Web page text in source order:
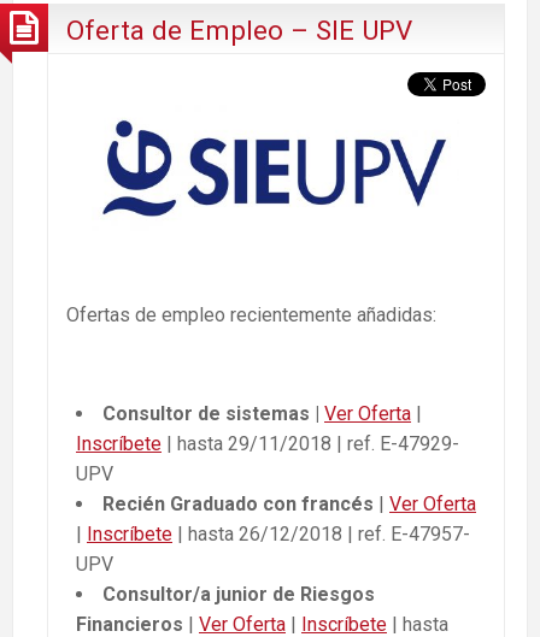
Oferta de Empleo – SIE UPV
Ofertas de empleo recientemente añadidas:
Consultor de sistemas | Ver Oferta |
Inscríbete | hasta 29/11/2018 | ref. E-47929-
UPV
Recién Graduado con francés | Ver Oferta
| Inscríbete | hasta 26/12/2018 | ref. E-47957-
UPV
Consultor/a junior de Riesgos
Financieros | Ver Oferta | Inscríbete | hasta